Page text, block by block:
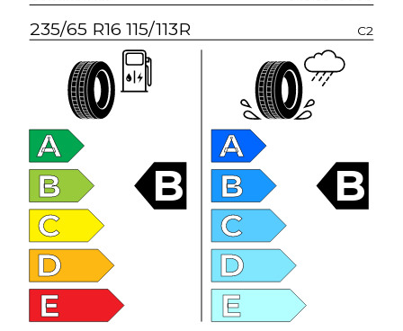
235/65 R16 115/113R C2
A
B
C
D
E
B
A
B
C
D
E
B